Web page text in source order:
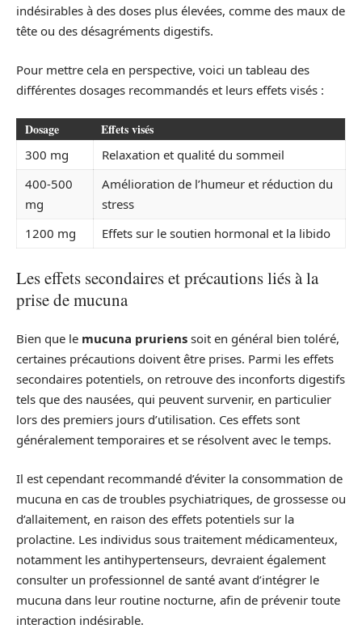
indésirables à des doses plus élevées, comme des maux de
tête ou des désagréments digestifs.
Pour mettre cela en perspective, voici un tableau des
différentes dosages recommandés et leurs effets visés :
Dosage Effets visés
300 mg
Relaxation et qualité du sommeil
400-500
mg
Amélioration de l’humeur et réduction du
stress
1200 mg
Effets sur le soutien hormonal et la libido
Les effets secondaires et précautions liés à la
prise de mucuna
Bien que le mucuna pruriens soit en général bien toléré,
certaines précautions doivent être prises. Parmi les effets
secondaires potentiels, on retrouve des inconforts digestifs
tels que des nausées, qui peuvent survenir, en particulier
lors des premiers jours d’utilisation. Ces effets sont
généralement temporaires et se résolvent avec le temps.
Il est cependant recommandé d’éviter la consommation de
mucuna en cas de troubles psychiatriques, de grossesse ou
d’allaitement, en raison des effets potentiels sur la
prolactine. Les individus sous traitement médicamenteux,
notamment les antihypertenseurs, devraient également
consulter un professionnel de santé avant d’intégrer le
mucuna dans leur routine nocturne, afin de prévenir toute
interaction indésirable.